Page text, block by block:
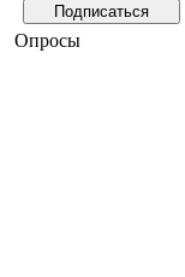
Опросы